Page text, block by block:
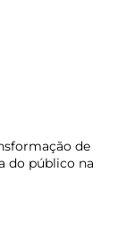
de
do público na